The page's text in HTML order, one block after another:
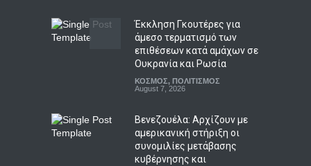
Μελιτζάνες παπουτσάκια:
Η κλασική συνταγή
LIFESTYLE,ΠΟΛΙΤΙΣΜΟΣ
Έκκληση Γκουτέρες για
άμεσο τερματισμό των
επιθέσεων κατά αμάχων σε
Ουκρανία και Ρωσία
ΚΟΣΜΟΣ, ΠΟΛΙΤΙΣΜΟΣ
August 7, 2026
Βενεζουέλα: Αρχίζουν με
αμερικανική στήριξη οι
συνομιλίες μετάβασης
κυβέρνησης και